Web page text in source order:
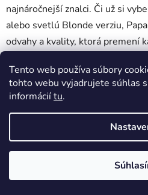
Tento web používa súbory
tohto webu vyjadrujete súhlas
informáciítu.
najnáročnejší znalci. Či už si
alebo svetlú Blonde verziu,
odvahy a kvality, ktorá premení
Žiadne produkty značky
Vytvoril
Copyright 2026DobrePitie.sk
Upraviť